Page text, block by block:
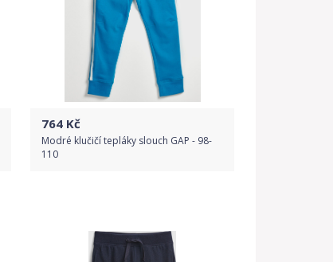
764 Kč
Modré klučičí tepláky slouch GAP - 98-
110
Detail produktu